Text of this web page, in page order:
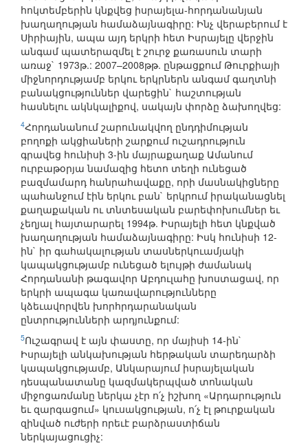
հոկտեմբերին կնքվեց իսրայելա-հորդանանյան
խաղաղության համաձայնագիրը: Ինչ վերաբերում է
Սիրիային, ապա այդ երկրի հետ Իսրայելը վերջին
անգամ պատերազմել է շուրջ քառասուն տարի
առաջ` 1973թ.: 2007–2008թթ. ընթացքում Թուրքիայի
միջնորդությամբ երկու երկրներն անգամ գաղտնի
բանակցություններ վարեցին` հաշտության
հասնելու ակնկալիքով, սակայն փորձը ձախողվեց:
4Հորդանանում շարունակվող ընդդիմության
բողոքի ակցիաների շարքում ուշադրություն
գրավեց հունիսի 3-ին մայրաքաղաք Ամանում
ուրբաթօրյա նամազից հետո տեղի ունեցած
բազմամարդ հանրահավաքը, որի մասնակիցները
պահանջում էին երկու բան` երկրում իրականացնել
քաղաքական ու տնտեսական բարեփոխումներ եւ
չեղյալ հայտարարել 1994թ. Իսրայելի հետ կնքված
խաղաղության համաձայնագիրը: Իսկ հունիսի 12-
ին` իր գահակալության տասներկուամյակի
կապակցությամբ ունեցած ելույթի ժամանակ
Հորդանանի թագավոր Աբդուլահը խոստացավ, որ
երկրի ապագա կառավարությունները
կձեւավորվեն խորհրդարանական
ընտրությունների արդյունքում:
5Ուշագրավ է այն փաստը, որ մայիսի 14-ին`
Իսրայելի անկախության հերթական տարեդարձի
կապակցությամբ, Անկարայում իսրայելական
դեսպանատանը կազմակերպված տոնական
միջոցառմանը ներկա չէր ո՛չ իշխող «Արդարություն
եւ զարգացում» կուսակցության, ո՛չ էլ թուրքական
զինված ուժերի որեւէ բարձրաստիճան
ներկայացուցիչ: